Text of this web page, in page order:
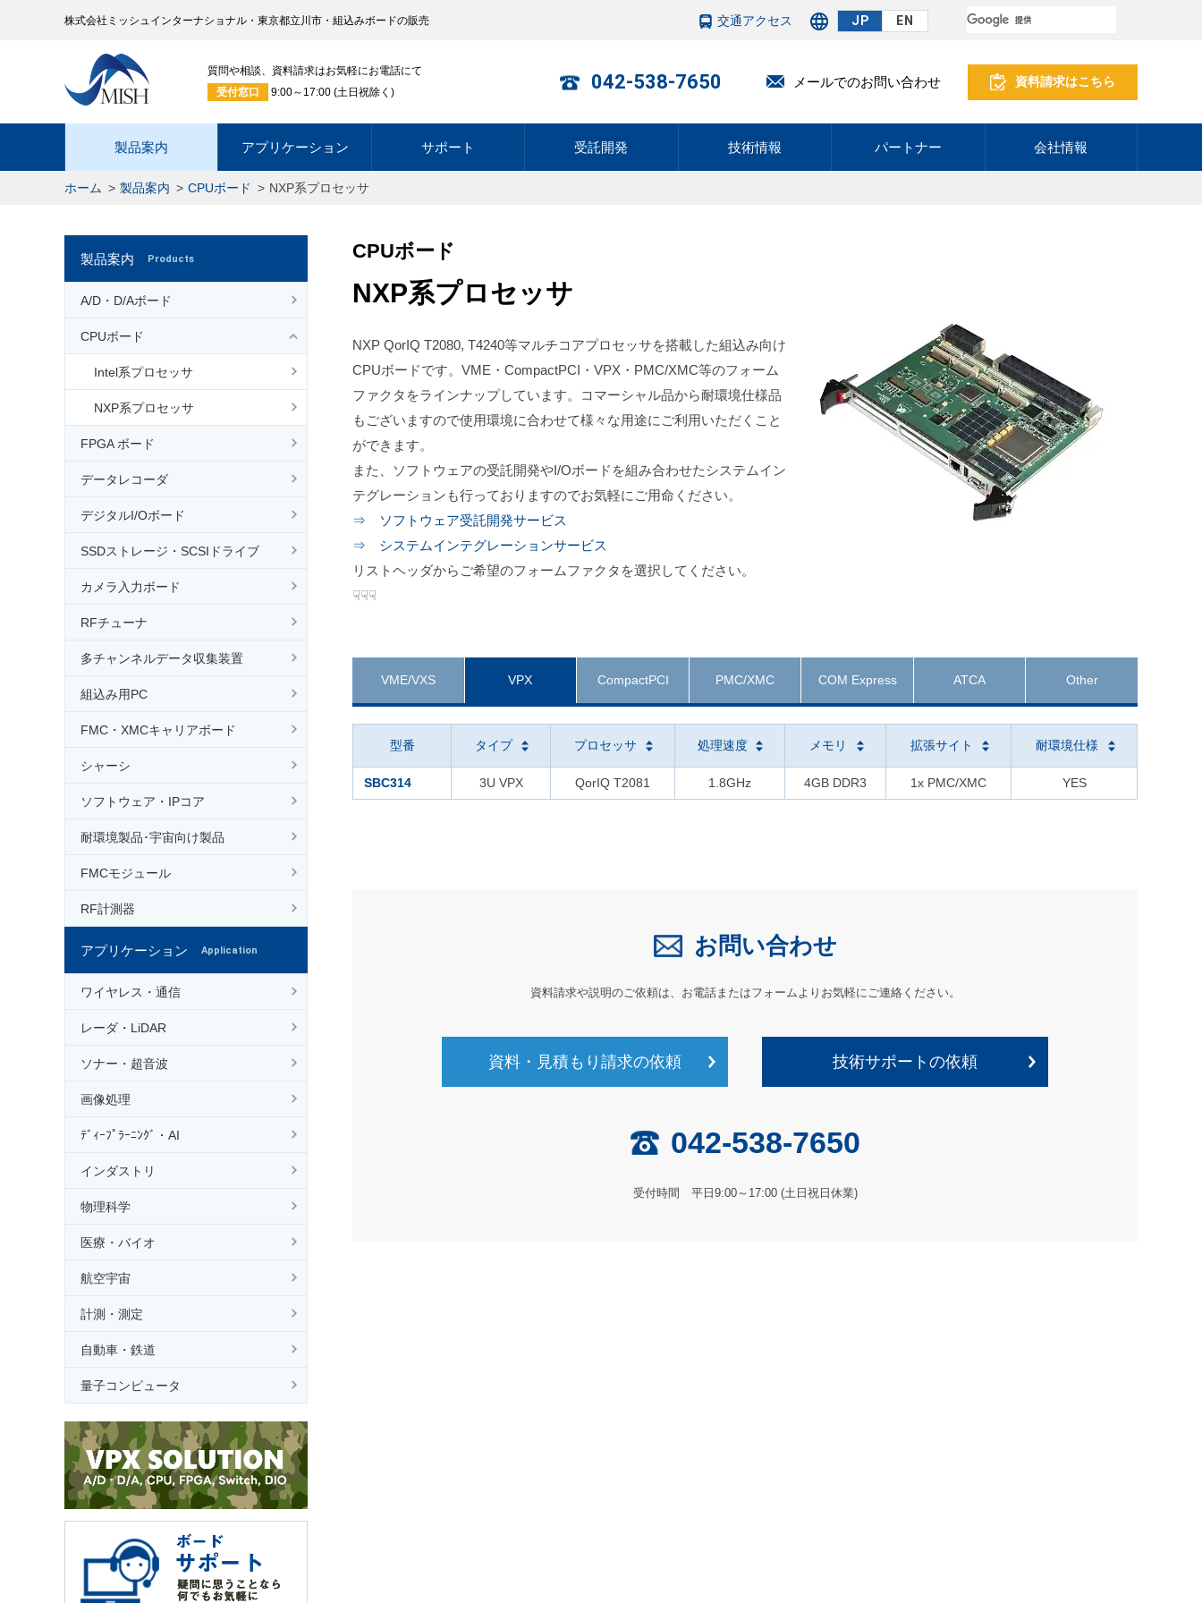
株式会社ミッシュインターナショナル・東京都立川市・組込みボードの販売 交通アクセス JP EN
質問や相談、資料請求はお気軽にお電話にて
受付窓口
9:00～17:00 (土日祝除く) 042-538-7650 メールでのお問い合わせ 資料請求はこちら
製品案内 アプリケーション サポート 受託開発 技術情報 パートナー 会社情報
ホーム 製品案内 CPUボード NXP系プロセッサ
製品案内 Products
A/D・D/Aボード
CPUボード
Intel系プロセッサ
NXP系プロセッサ
FPGA ボード
データレコーダ
デジタルI/Oボード
SSDストレージ・SCSIドライブ
カメラ入力ボード
RFチューナ
多チャンネルデータ収集装置
組込み用PC
FMC・XMCキャリアボード
シャーシ
ソフトウェア・IPコア
耐環境製品･宇宙向け製品
FMCモジュール
RF計測器
アプリケーション Application
ワイヤレス・通信
レーダ・LiDAR
ソナー・超音波
画像処理
ﾃﾞｨｰﾌﾟﾗｰﾆﾝｸﾞ・AI
インダストリ
物理科学
医療・バイオ
航空宇宙
計測・測定
自動車・鉄道
量子コンピュータ
CPUボード
NXP系プロセッサ
NXP QorIQ T2080, T4240等マルチコアプロセッサを搭載した組込み向け
CPUボードです。VME・CompactPCI・VPX・PMC/XMC等のフォーム
ファクタをラインナップしています。コマーシャル品から耐環境仕様品
もございますので使用環境に合わせて様々な用途にご利用いただくこと
ができます。
また、ソフトウェアの受託開発やI/Oボードを組み合わせたシステムイン
テグレーションも行っておりますのでお気軽にご用命ください。
⇒ ソフトウェア受託開発サービス
⇒ システムインテグレーションサービス
リストヘッダからご希望のフォームファクタを選択してください。
☟☟☟
VME/VXS VPX CompactPCI PMC/XMC COM Express ATCA Other
型番 タイプ プロセッサ 処理速度 メモリ 拡張サイト 耐環境仕様
SBC314 3U VPX QorIQ T2081 1.8GHz 4GB DDR3 1x PMC/XMC YES
お問い合わせ
資料請求や説明のご依頼は、 お電話またはフォームよりお気軽にご連絡ください。
資料・見積もり請求の依頼 技術サポートの依頼
042-538-7650
受付時間 平日9:00～17:00 (土日祝日休業)